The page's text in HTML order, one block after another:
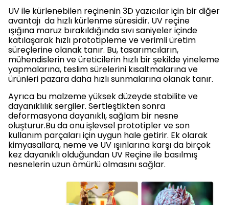
UV ile kürlenebilen reçinenin 3D yazıcılar için bir diğer
avantajı da hızlı kürlenme süresidir. UV reçine
ışığına maruz bırakıldığında sıvı saniyeler içinde
katılaşarak hızlı prototipleme ve verimli üretim
süreçlerine olanak tanır. Bu, tasarımcıların,
mühendislerin ve üreticilerin hızlı bir şekilde yineleme
yapmalarına, teslim sürelerini kısaltmalarına ve
ürünleri pazara daha hızlı sunmalarına olanak tanır.
Ayrıca bu malzeme yüksek düzeyde stabilite ve
dayanıklılık sergiler. Sertleştikten sonra
deformasyona dayanıklı, sağlam bir nesne
oluşturur.Bu da onu işlevsel prototipler ve son
kullanım parçaları için uygun hale getirir. Ek olarak
kimyasallara, neme ve UV ışınlarına karşı da birçok
kez dayanıklı olduğundan UV Reçine ile basılmış
nesnelerin uzun ömürlü olmasını sağlar.